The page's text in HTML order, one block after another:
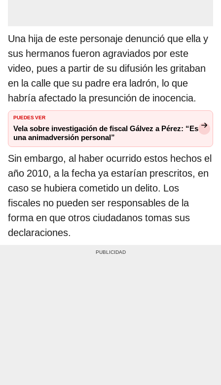
Una hija de este personaje denunció que ella y
sus hermanos fueron agraviados por este
video, pues a partir de su difusión les gritaban
en la calle que su padre era ladrón, lo que
habría afectado la presunción de inocencia.
PUEDES VER
Vela sobre investigación de fiscal Gálvez a Pérez: “Es
una animadversión personal”
Sin embargo, al haber ocurrido estos hechos el
año 2010, a la fecha ya estarían prescritos, en
caso se hubiera cometido un delito. Los
fiscales no pueden ser responsables de la
forma en que otros ciudadanos tomas sus
declaraciones.